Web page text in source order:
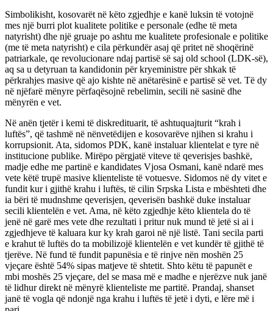
Simbolikisht, kosovarët në këto zgjedhje e kanë luksin të votojnë
mes një burri plot kualitete politike e personale (edhe të meta
natyrisht) dhe një gruaje po ashtu me kualitete profesionale e politike
(me të meta natyrisht) e cila përkundër asaj që pritet në shoqërinë
patriarkale, qe revolucionare ndaj partisë së saj old school (LDK-së),
aq sa u detyruan ta kandidonin për kryeministre për shkak të
përkrahjes masive që ajo kishte në anëtarësinë e partisë së vet. Të dy
në njëfarë mënyre përfaqësojnë rebelimin, secili në sasinë dhe
mënyrën e vet.
Në anën tjetër i kemi të diskredituarit, të ashtuquajturit “krah i
luftës”, që tashmë në nënvetëdijen e kosovarëve njihen si krahu i
korrupsionit. Ata, sidomos PDK, kanë instaluar klientelat e tyre në
institucione publike. Mirëpo përgjatë viteve të qeverisjes bashkë,
madje edhe me partinë e kandidates Vjosa Osmani, kanë ndarë mes
vete këtë trupë masive klienteliste të votuesve. Sidomos në dy vitet e
fundit kur i gjithë krahu i luftës, të cilin Srpska Lista e mbështeti dhe
ia bëri të mudnshme qeverisjen, qeverisën bashkë duke instaluar
secili klientelën e vet. Ama, në këto zgjedhje këto klientela do të
jenë në garë mes vete dhe rezultati i pritur nuk mund të jetë si ai i
zgjedhjeve të kaluara kur ky krah garoi në një listë. Tani secila parti
e krahut të luftës do ta mobilizojë klientelën e vet kundër të gjithë të
tjerëve. Në fund të fundit papunësia e të rinjve nën moshën 25
vjeçare është 54% sipas matjeve të shtetit. Shto këtu të papunët e
mbi moshës 25 vjeçare, del se masa më e madhe e njerëzve nuk janë
të lidhur direkt në mënyrë klienteliste me partitë. Prandaj, shanset
janë të vogla që ndonjë nga krahu i luftës të jetë i dyti, e lëre më i